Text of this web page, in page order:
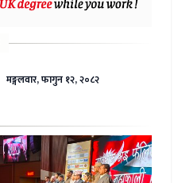
मङ्गलवार, फागुन १२, २०८२